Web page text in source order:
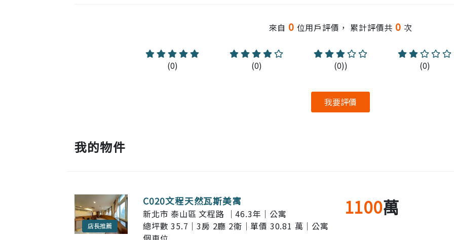
來自 0 位用戶評價， 累計評價共 0 次
(0) (0) (0)) (0)
我要評價
我的物件
店長推薦
C020文程天然瓦斯美寓
新北市 泰山區 文程路 ｜46.3年｜公寓
總坪數 35.7｜3房 2廳 2衛｜單價 30.81 萬｜公寓
1100萬